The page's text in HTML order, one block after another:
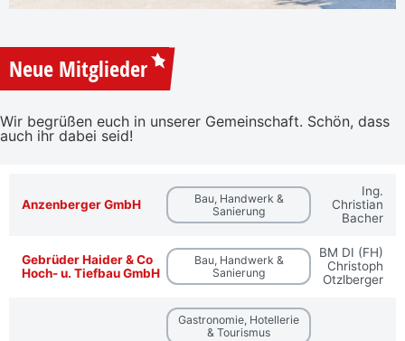
Neue Mitglieder
Wir begrüßen euch in unserer Gemeinschaft. Schön, dass
auch ihr dabei seid!
Anzenberger GmbH
Bau, Handwerk &
Sanierung
Ing.
Christian
Bacher
Gebrüder Haider & Co
Hoch- u. Tiefbau GmbH
Bau, Handwerk &
Sanierung
BM DI (FH)
Christoph
Otzlberger
Gastronomie, Hotellerie
& Tourismus